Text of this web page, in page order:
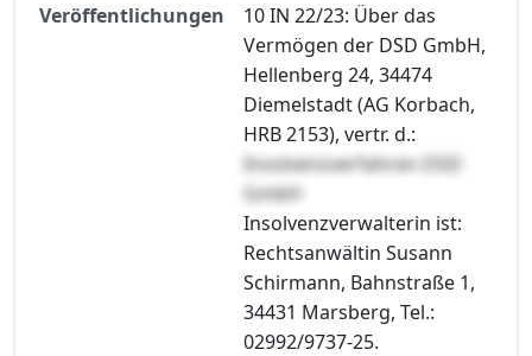
Veröffentlichungen
10 IN 22/23: Über das
Vermögen der DSD GmbH,
Hellenberg 24, 34474
Diemelstadt (AG Korbach,
HRB 2153), vertr. d.:
Insolvenzverfahren DSD
GmbH
Insolvenzverwalterin ist:
Rechtsanwältin Susann
Schirmann, Bahnstraße 1,
34431 Marsberg, Tel.:
02992/9737-25.